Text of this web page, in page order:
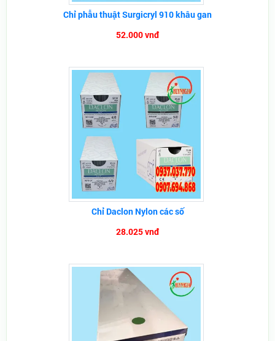
Chỉ phẫu thuật Surgicryl 910 khâu gan
52.000 vnđ
Chỉ Daclon Nylon các số
28.025 vnđ